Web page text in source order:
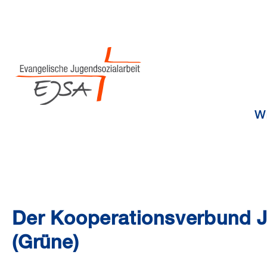
Der Kooperationsverbund
(Grüne)